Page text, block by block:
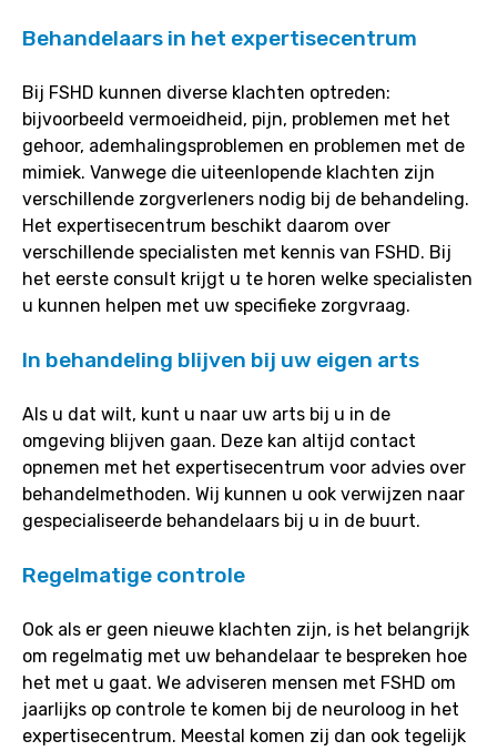
Behandelaars in het expertisecentrum
Bij FSHD kunnen diverse klachten optreden:
bijvoorbeeld vermoeidheid, pijn, problemen met het
gehoor, ademhalingsproblemen en problemen met de
mimiek. Vanwege die uiteenlopende klachten zijn
verschillende zorgverleners nodig bij de behandeling.
Het expertisecentrum beschikt daarom over
verschillende specialisten met kennis van FSHD. Bij
het eerste consult krijgt u te horen welke specialisten
u kunnen helpen met uw specifieke zorgvraag.
In behandeling blijven bij uw eigen arts
Als u dat wilt, kunt u naar uw arts bij u in de
omgeving blijven gaan. Deze kan altijd contact
opnemen met het expertisecentrum voor advies over
behandelmethoden. Wij kunnen u ook verwijzen naar
gespecialiseerde behandelaars bij u in de buurt.
Regelmatige controle
Ook als er geen nieuwe klachten zijn, is het belangrijk
om regelmatig met uw behandelaar te bespreken hoe
het met u gaat. We adviseren mensen met FSHD om
jaarlijks op controle te komen bij de neuroloog in het
expertisecentrum. Meestal komen zij dan ook tegelijk